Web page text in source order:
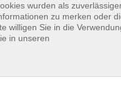
speak English
inklusive
wurden als
zu merken oder
willigen Sie in die
in unseren